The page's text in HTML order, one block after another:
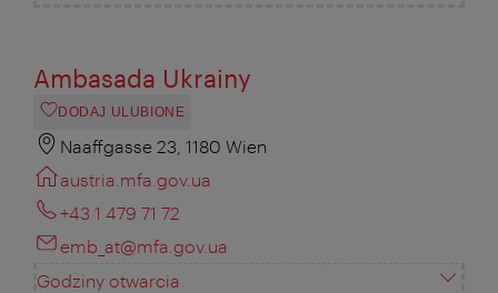
Ambasada Ukrainy
DODAJ ULUBIONE
Naaffgasse 23, 1180 Wien
austria.mfa.gov.ua
+43 1 479 71 72
emb_at@mfa.gov.ua
Godziny otwarcia